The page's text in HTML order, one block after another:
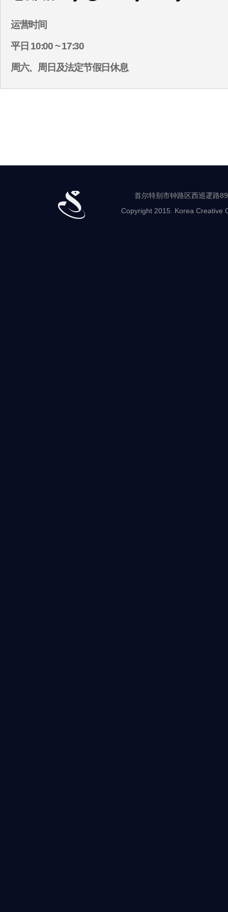
运营时间
平日 10:00 ~ 17:30
周六、周日及法定节假日休息
首尔特别市钟路区西巡逻路
Copyright 2015. Korea Creative